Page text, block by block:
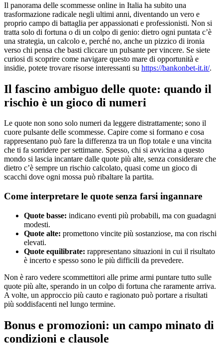
Il panorama delle scommesse online in Italia ha subito una
trasformazione radicale negli ultimi anni, diventando un vero e
proprio campo di battaglia per appassionati e professionisti. Non si
tratta solo di fortuna o di un colpo di genio: dietro ogni puntata c’è
una strategia, un calcolo e, perché no, anche un pizzico di ironia
verso chi pensa che basti cliccare un pulsante per vincere. Se siete
curiosi di scoprire come navigare questo mare di opportunità e
insidie, potete trovare risorse interessanti su https://bankonbet-it.it/.
Il fascino ambiguo delle quote: quando il
rischio è un gioco di numeri
Le quote non sono solo numeri da leggere distrattamente; sono il
cuore pulsante delle scommesse. Capire come si formano e cosa
rappresentano può fare la differenza tra un flop totale e una vincita
che ti fa sorridere per settimane. Spesso, chi si avvicina a questo
mondo si lascia incantare dalle quote più alte, senza considerare che
dietro c’è sempre un rischio calcolato, quasi come un gioco di
scacchi dove ogni mossa può ribaltare la partita.
Come interpretare le quote senza farsi ingannare
Quote basse: indicano eventi più probabili, ma con guadagni
modesti.
Quote alte: promettono vincite più sostanziose, ma con rischi
elevati.
Quote equilibrate: rappresentano situazioni in cui il risultato
è incerto e spesso sono le più difficili da prevedere.
Non è raro vedere scommettitori alle prime armi puntare tutto sulle
quote più alte, sperando in un colpo di fortuna che raramente arriva.
A volte, un approccio più cauto e ragionato può portare a risultati
più soddisfacenti nel lungo termine.
Bonus e promozioni: un campo minato di
condizioni e clausole